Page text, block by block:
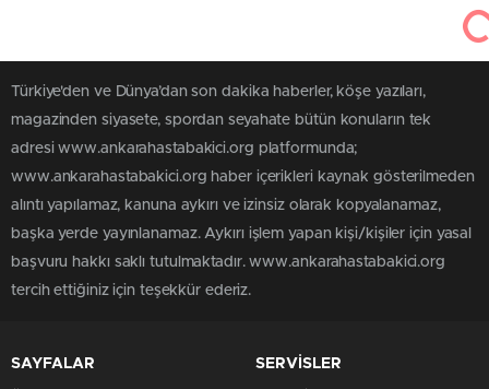
Türkiye'den ve Dünya’dan son dakika haberler, köşe yazıları,
magazinden siyasete, spordan seyahate bütün konuların tek
adresi www.ankarahastabakici.org platformunda;
www.ankarahastabakici.org haber içerikleri kaynak gösterilmeden
alıntı yapılamaz, kanuna aykırı ve izinsiz olarak kopyalanamaz,
başka yerde yayınlanamaz. Aykırı işlem yapan kişi/kişiler için yasal
başvuru hakkı saklı tutulmaktadır. www.ankarahastabakici.org
tercih ettiğiniz için teşekkür ederiz.
SAYFALAR SERVİSLER